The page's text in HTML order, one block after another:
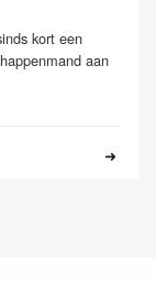
kort een
aan